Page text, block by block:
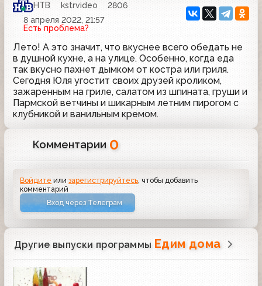
НТВ kstrvideo
2806
8 апреля 2022, 21:57
Есть проблема?
Лето! А это значит, что вкуснее всего обедать не
в душной кухне, а на улице. Особенно, когда еда
так вкусно пахнет дымком от костра или гриля.
Сегодня Юля угостит своих друзей кроликом,
зажаренным на гриле, салатом из шпината, груши и
Пармской ветчины и шикарным летним пирогом с
клубникой и ванильным кремом.
Комментарии 0
Войдите илизарегистрируйтесь , чтобы добавить
комментарий
Вход через Телеграм
Другие выпуски программы Едим дома